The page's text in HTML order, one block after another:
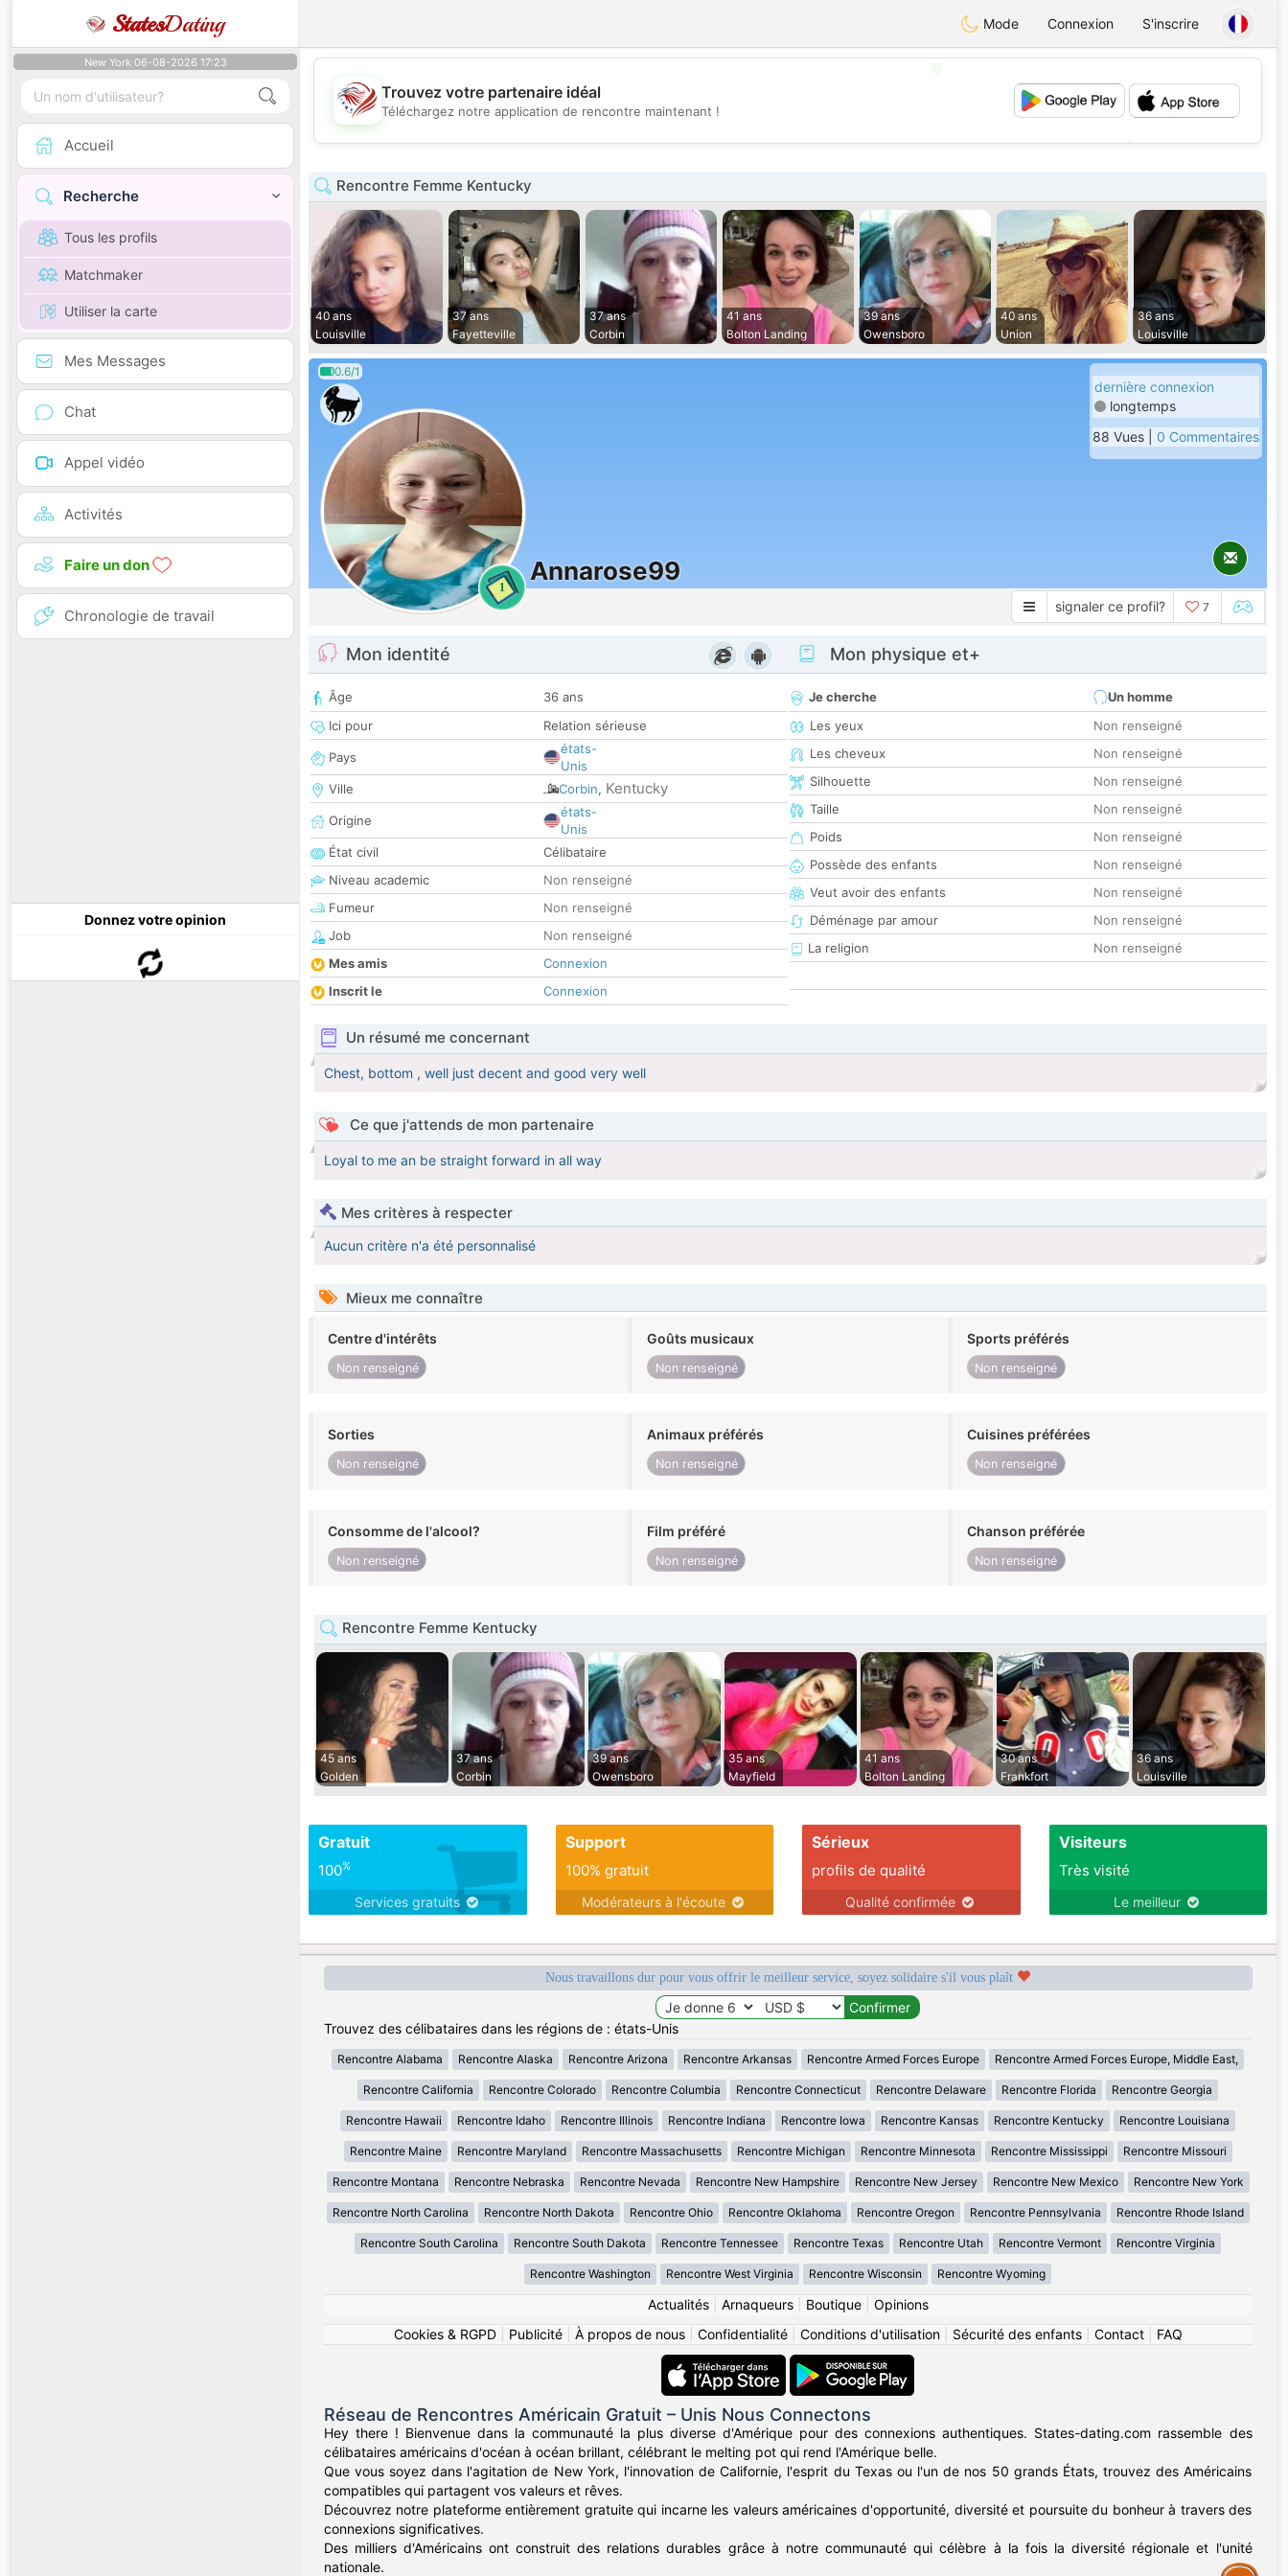
StatesDating Mode Connexion S'inscrire
New York 06-08-2026 17:23
Accueil
Recherche
Tous les profils
Matchmaker
Utiliser la carte
Mes Messages
Chat
Appel vidéo
Activités
Faire un don
Chronologie de travail
Donnez votre opinion
💕
Trouvez votre partenaire idéal
Téléchargez notre application de rencontre maintenant !
Rencontre Femme Kentucky
40 ans
Louisville
37 ans
Fayetteville
37 ans
Corbin
41 ans
Bolton Landing
39 ans
Owensboro
40 ans
Union
36 ans
Louisville
0.6/1
1
Annarose99
dernière connexion
longtemps
88 Vues | 0 Commentaires
signaler ce profil? 7
Mon identité
Âge
36 ans
Ici pour
Relation sérieuse
Pays
états-
Unis
Ville
Corbin, Kentucky
Origine
états-
Unis
État civil
Célibataire
Niveau academic
Non renseigné
Fumeur
Non renseigné
Job
Non renseigné
Mes amis
Connexion
Inscrit le
Connexion
Mon physique et+
Je cherche
Un homme
Les yeux
Non renseigné
Les cheveux
Non renseigné
Silhouette
Non renseigné
Taille
Non renseigné
Poids
Non renseigné
Possède des enfants
Non renseigné
Veut avoir des enfants
Non renseigné
Déménage par amour
Non renseigné
La religion
Non renseigné
Un résumé me concernant
Chest, bottom , well just decent and good very well
Ce que j'attends de mon partenaire
Loyal to me an be straight forward in all way
Mes critères à respecter
Aucun critère n'a été personnalisé
Mieux me connaître
Centre d'intérêts
Non renseigné
Goûts musicaux
Non renseigné
Sports préférés
Non renseigné
Sorties
Non renseigné
Animaux préférés
Non renseigné
Cuisines préférées
Non renseigné
Consomme de l'alcool?
Non renseigné
Film préféré
Non renseigné
Chanson préférée
Non renseigné
Rencontre Femme Kentucky
45 ans
Golden
37 ans
Corbin
39 ans
Owensboro
35 ans
Mayfield
41 ans
Bolton Landing
30 ans
Frankfort
36 ans
Louisville
Gratuit
100%
Services gratuits
Support
100% gratuit
Modérateurs à l'écoute
Sérieux
profils de qualité
Qualité confirmée
Visiteurs
Très visité
Le meilleur
Nous travaillons dur pour vous offrir le meilleur service, soyez solidaire s'il vous plaît
Trouvez des célibataires dans les régions de : états-Unis
Rencontre Alabama Rencontre Alaska Rencontre Arizona Rencontre Arkansas Rencontre Armed Forces Europe Rencontre Armed Forces Europe, Middle East,
Rencontre California Rencontre Colorado Rencontre Columbia Rencontre Connecticut Rencontre Delaware Rencontre Florida Rencontre Georgia
Rencontre Hawaii Rencontre Idaho Rencontre Illinois Rencontre Indiana Rencontre Iowa Rencontre Kansas Rencontre Kentucky Rencontre Louisiana
Rencontre Maine Rencontre Maryland Rencontre Massachusetts Rencontre Michigan Rencontre Minnesota Rencontre Mississippi Rencontre Missouri
Rencontre Montana Rencontre Nebraska Rencontre Nevada Rencontre New Hampshire Rencontre New Jersey Rencontre New Mexico Rencontre New York
Rencontre North Carolina Rencontre North Dakota Rencontre Ohio Rencontre Oklahoma Rencontre Oregon Rencontre Pennsylvania Rencontre Rhode Island
Rencontre South Carolina Rencontre South Dakota Rencontre Tennessee Rencontre Texas Rencontre Utah Rencontre Vermont Rencontre Virginia
Rencontre Washington Rencontre West Virginia Rencontre Wisconsin Rencontre Wyoming
Actualités| Arnaqueurs| Boutique| Opinions
Cookies & RGPD| Publicité| À propos de nous| Confidentialité| Conditions d'utilisation| Sécurité des enfants| Contact| FAQ
Réseau de Rencontres Américain Gratuit – Unis Nous Connectons
Hey there ! Bienvenue dans la communauté la plus diverse d'Amérique pour des connexions authentiques. States-dating.com rassemble des
célibataires américains d'océan à océan brillant, célébrant le melting pot qui rend l'Amérique belle.
Que vous soyez dans l'agitation de New York, l'innovation de Californie, l'esprit du Texas ou l'un de nos 50 grands États, trouvez des Américains
compatibles qui partagent vos valeurs et rêves.
Découvrez notre plateforme entièrement gratuite qui incarne les valeurs américaines d'opportunité, diversité et poursuite du bonheur à travers des
connexions significatives.
Des milliers d'Américains ont construit des relations durables grâce à notre communauté qui célèbre à la fois la diversité régionale et l'unité
nationale.